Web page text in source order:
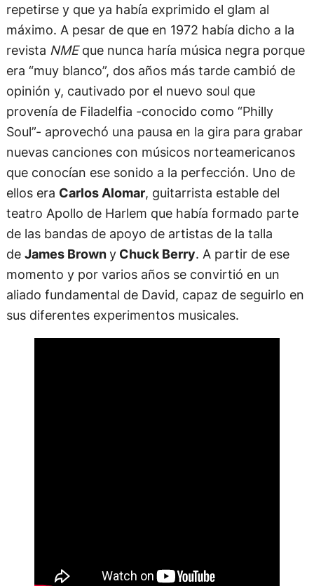
repetirse y que ya había exprimido el glam al
máximo. A pesar de que en 1972 había dicho a la
revista NMEque nunca haría música negra porque
era “muy blanco”, dos años más tarde cambió de
opinión y, cautivado por el nuevo soul que
provenía de Filadelfia -conocido como “Philly
Soul”- aprovechó una pausa en la gira para grabar
nuevas canciones con músicos norteamericanos
que conocían ese sonido a la perfección. Uno de
ellos era Carlos Alomar, guitarrista estable del
teatro Apollo de Harlem que había formado parte
de las bandas de apoyo de artistas de la talla
de James BrownyChuck Berry. A partir de ese
momento y por varios años se convirtió en un
aliado fundamental de David, capaz de seguirlo en
sus diferentes experimentos musicales.